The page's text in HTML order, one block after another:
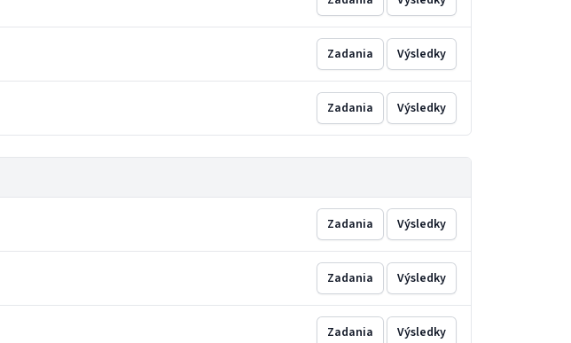
Zadania Výsledky
Zadania Výsledky
Zadania Výsledky
Zadania Výsledky
Zadania Výsledky